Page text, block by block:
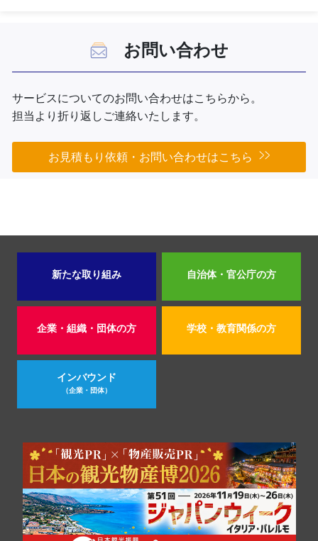
お問い合わせ
サービスについてのお問い合わせはこちらから。
担当より折り返しご連絡いたします。
お見積もり依頼・お問い合わせはこちら
新たな取り組み 自治体・官公庁の方
企業・組織・団体の方 学校・教育関係の方
インバウンド
（企業・団体）